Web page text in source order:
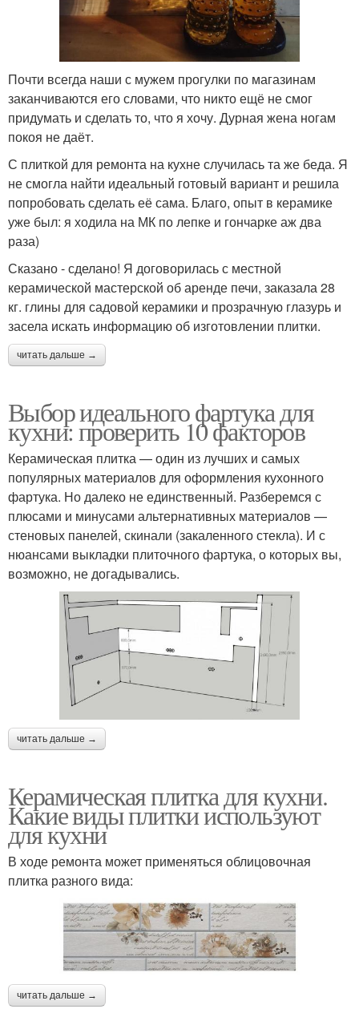
Почти всегда наши с мужем прогулки по магазинам
заканчиваются его словами, что никто ещё не смог
придумать и сделать то, что я хочу. Дурная жена ногам
покоя не даёт.
С плиткой для ремонта на кухне случилась та же беда. Я
не смогла найти идеальный готовый вариант и решила
попробовать сделать её сама. Благо, опыт в керамике
уже был: я ходила на МК по лепке и гончарке аж два
раза)
Сказано - сделано! Я договорилась с местной
керамической мастерской об аренде печи, заказала 28
кг. глины для садовой керамики и прозрачную глазурь и
засела искать информацию об изготовлении плитки.
читать дальше →
Выбор идеального фартука для
кухни: проверить 10 факторов
Керамическая плитка — один из лучших и самых
популярных материалов для оформления кухонного
фартука. Но далеко не единственный. Разберемся с
плюсами и минусами альтернативных материалов —
стеновых панелей, скинали (закаленного стекла). И с
нюансами выкладки плиточного фартука, о которых вы,
возможно, не догадывались.
читать дальше →
Керамическая плитка для кухни.
Какие виды плитки используют
для кухни
В ходе ремонта может применяться облицовочная
плитка разного вида:
читать дальше →